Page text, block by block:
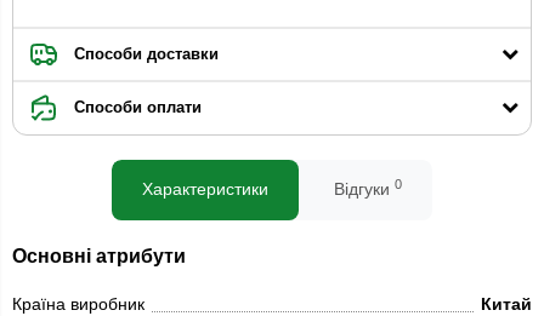
Способи доставки
Способи оплати
Характеристики Відгуки 0
Основні атрибути
Країна виробник Китай